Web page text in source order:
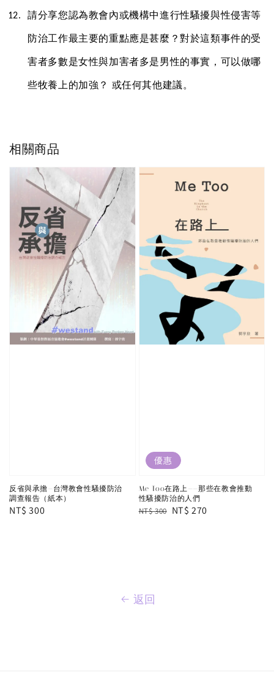
請分享您認為教會內或機構中進行性騷擾與性侵害等
防治工作最主要的重點應是甚麼？對於這類事件的受
害者多數是女性與加害者多是男性的事實，可以做哪
些牧養上的加強？ 或任何其他建議。
相關商品
反省與承擔—台灣教會性騷擾防治
調查報告（紙本）
Regular
NT$ 300
優惠
Me Too在路上——那些在教會推動
性騷擾防治的人們
Regular
NT$ 300 Sale
NT$ 270
返回